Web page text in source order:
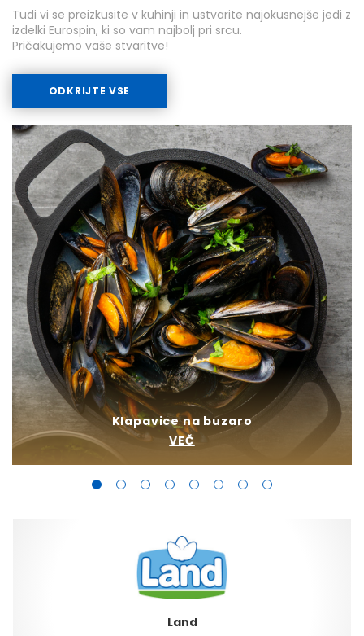
Tudi vi se preizkusite v kuhinji in ustvarite najokusnejše jedi z
izdelki Eurospin, ki so vam najbolj pri srcu.
Pričakujemo vaše stvaritve!
ODKRIJTE VSE
Klapavice na buzaro
VEČ
Land